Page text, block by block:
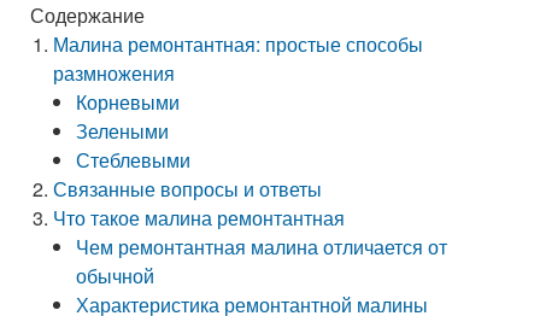
Содержание
Малина ремонтантная: простые способы
размножения
Корневыми
Зелеными
Стеблевыми
Связанные вопросы и ответы
Что такое малина ремонтантная
Чем ремонтантная малина отличается от
обычной
Характеристика ремонтантной малины